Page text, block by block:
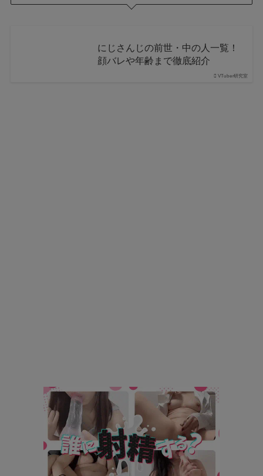
VTuber研究室
にじさんじの前世・中の人一覧！
顔バレや年齢まで徹底紹介